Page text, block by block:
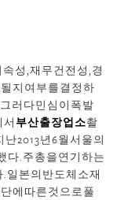
성,재무건전성,경
지여부를결정하
러다민심이폭발
부산출장업소촬
2013년6월서울의
다.주총을연기하는
일본의반도체소재
에따른것으로풀